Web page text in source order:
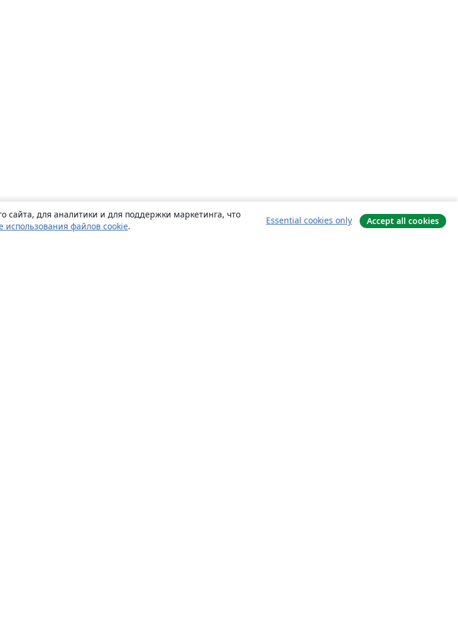
для аналитики и для поддержки маркетинга, что
использования файлов cookie.
Essential cookies only Accept all cookies